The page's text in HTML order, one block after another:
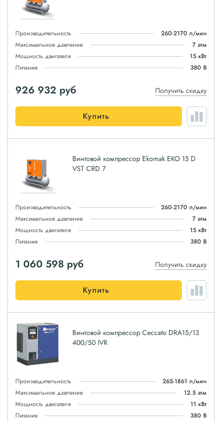
Производительность
260-2170 л/мин
Максимальное давление
7 атм
Мощность двигателя
15 кВт
Питание
380 В
926 932 руб Получить скидку
Купить
Винтовой компрессор Ekomak EKO 15 D
VST CRD 7
Производительность
260-2170 л/мин
Максимальное давление
7 атм
Мощность двигателя
15 кВт
Питание
380 В
1 060 598 руб Получить скидку
Купить
Винтовой компрессор Ceccato DRA15/13
400/50 IVR
Производительность
265-1861 л/мин
Максимальное давление
12.5 атм
Мощность двигателя
11 кВт
Питание
380 В